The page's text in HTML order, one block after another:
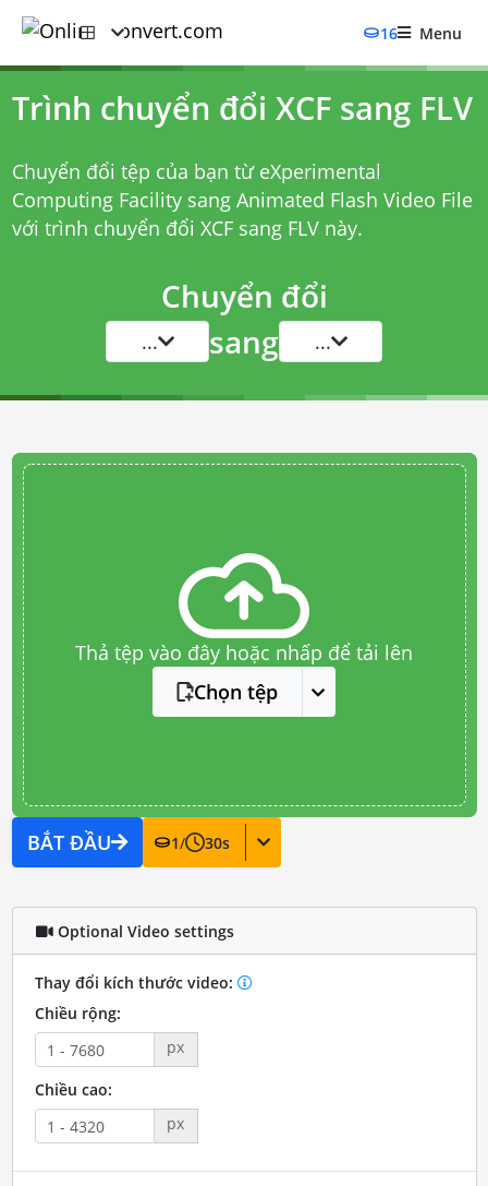
16 Menu
Trình chuyển đổi XCF sang FLV
Chuyển đổi tệp của bạn từ eXperimental
Computing Facility sang Animated Flash Video File
với trình chuyển đổi XCF sang FLVnày.
Chuyển đổi
... sang ...
Thả tệp vào đây hoặc nhấp để tải lên
Chọn tệp
BẮT ĐẦU 1/ 30s
Optional Video settings
Thay đổi kích thước video:
Chiều rộng:
px
Chiều cao:
px